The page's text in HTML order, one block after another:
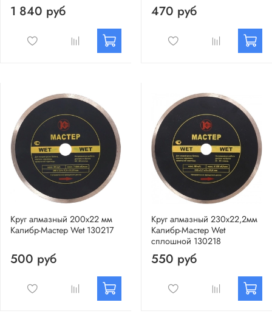
1 840 руб 470 руб
Круг алмазный 200х22 мм
Калибр-Мастер Wet 130217
500 руб
Круг алмазный 230х22,2мм
Калибр-Мастер Wet
сплошной 130218
550 руб